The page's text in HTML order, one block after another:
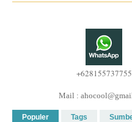
+628155737755
Mail :
Populer Tags